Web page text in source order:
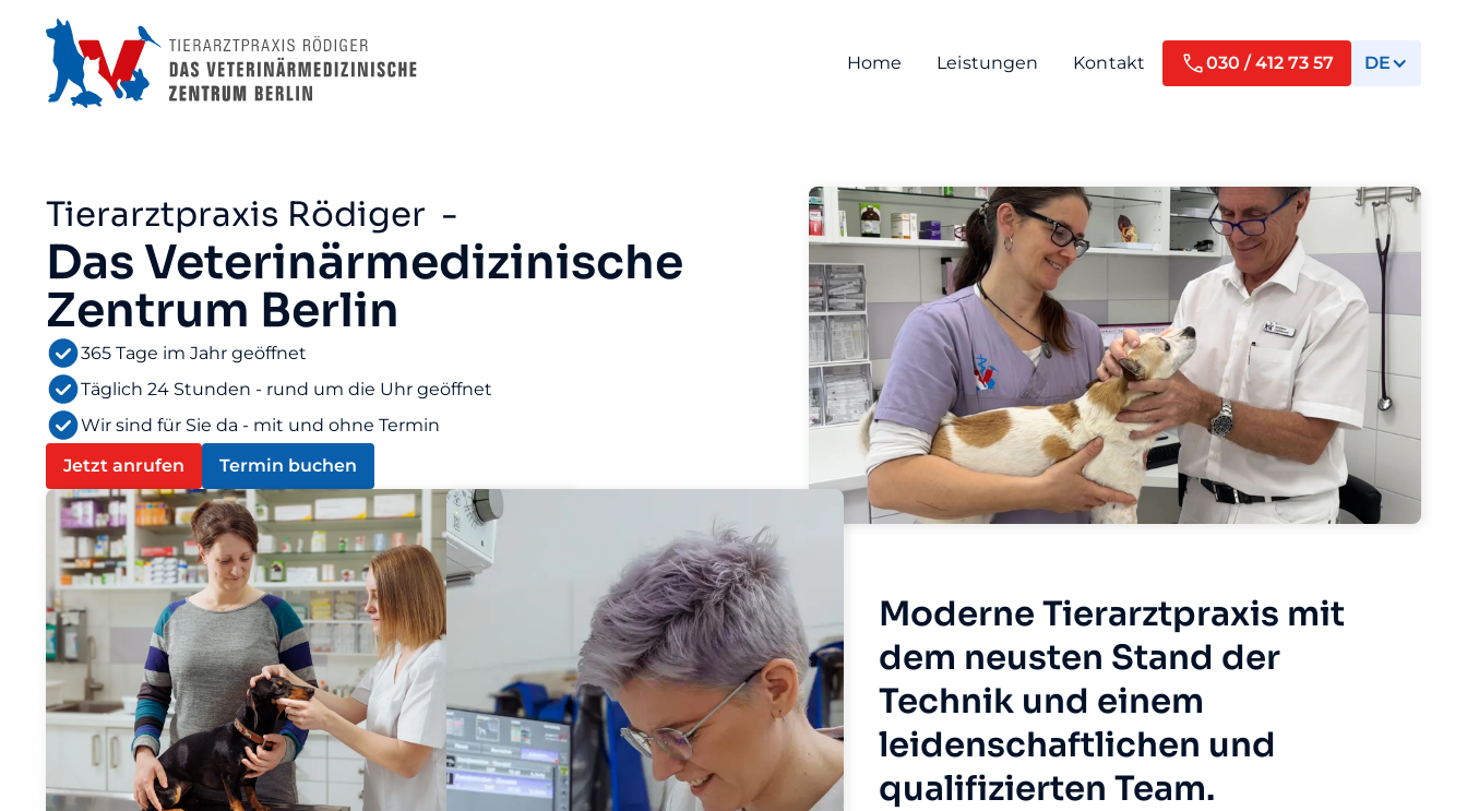
Home Leistungen Kontakt 030 / 412 73 57 DE
Tierarztpraxis Rödiger -
Das Veterinärmedizinische
Zentrum Berlin
365 Tage im Jahr geöffnet
Täglich 24 Stunden - rund um die Uhr geöffnet
Wir sind für Sie da - mit und ohne Termin
Jetzt anrufen
Termin buchen
Moderne Tierarztpraxis mit
dem neusten Stand der
Technik und einem
leidenschaftlichen und
qualifizierten Team.